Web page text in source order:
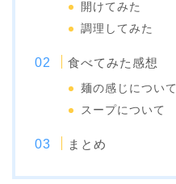
開けてみた
調理してみた
食べてみた感想
麺の感じについて
スープについて
まとめ